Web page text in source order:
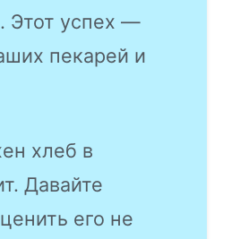
Этот успех —
пекарей и
хлеб в
Давайте
его не